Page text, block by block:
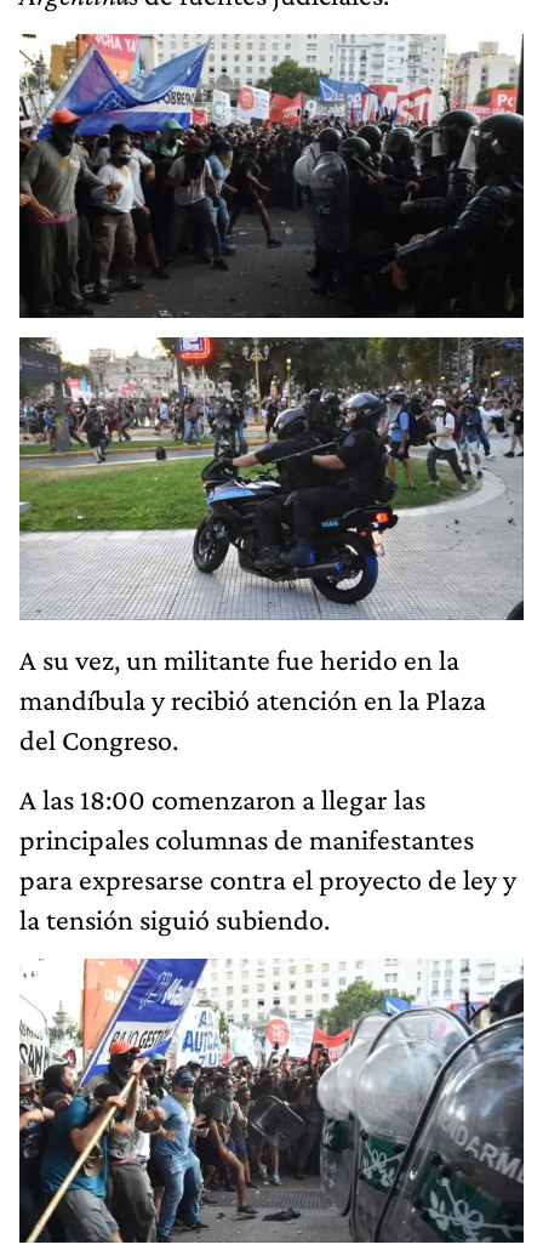
A su vez, un militante fue herido en la
mandíbula y recibió atención en la Plaza
del Congreso.
A las 18:00 comenzaron a llegar las
principales columnas de manifestantes
para expresarse contra el proyecto de ley y
la tensión siguió subiendo.